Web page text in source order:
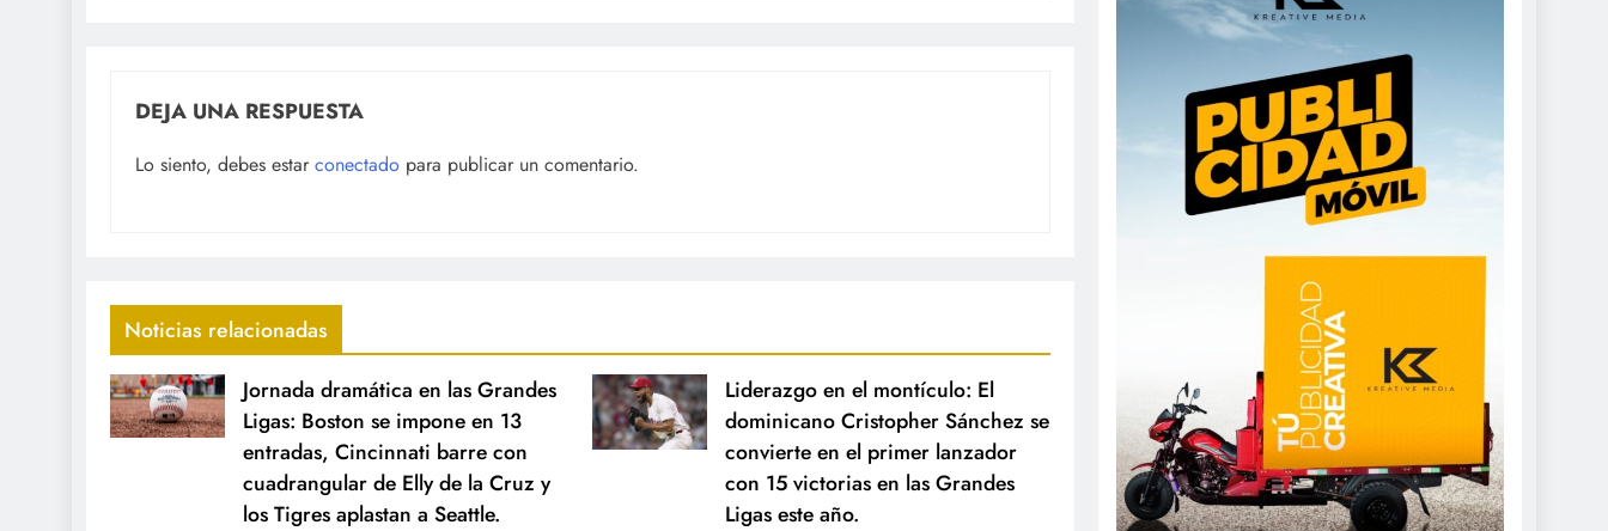
DEJA UNA RESPUESTA
Lo siento, debes estar conectado para publicar un comentario.
Noticias relacionadas
Jornada dramática en las Grandes
Ligas: Boston se impone en 13
entradas, Cincinnati barre con
cuadrangular de Elly de la Cruz y
los Tigres aplastan a Seattle.
Liderazgo en el montículo: El
dominicano Cristopher Sánchez se
convierte en el primer lanzador
con 15 victorias en las Grandes
Ligas este año.